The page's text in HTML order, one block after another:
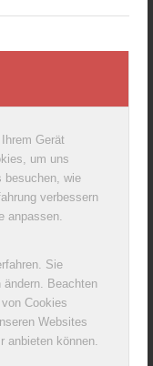
Gerät
um uns
besuchen, wie
verbessern
anpassen.
Sie
ändern. Beachten
Cookies
Websites
anbieten können.